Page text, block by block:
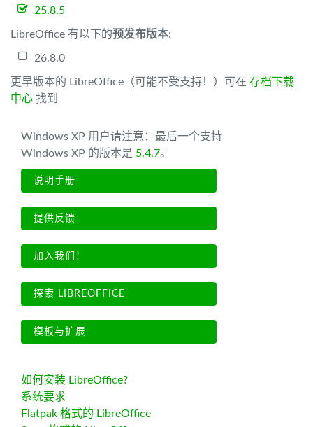
25.8.5
LibreOffice 有以下的预发布版本:
26.8.0
更早版本的 LibreOffice（可能不受支持！）可在 存档下载
中心 找到
Windows XP 用户请注意：最后一个支持
Windows XP 的版本是 5.4.7。
说明手册
提供反馈
加入我们！
探索 LIBREOFFICE
模板与扩展
如何安装 LibreOffice?
系统要求
Flatpak 格式的 LibreOffice